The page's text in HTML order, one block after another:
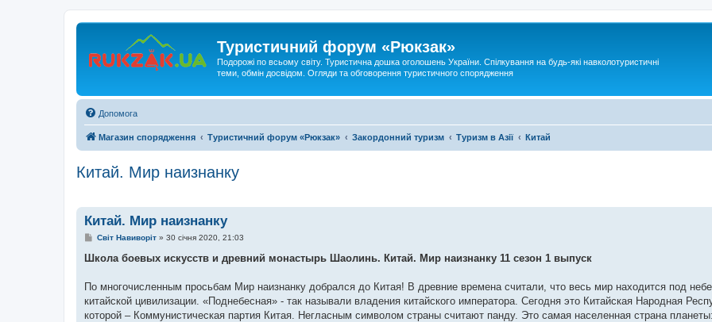
Туристичний форум «Рюкзак»
Подорожі по всьому світу. Туристична дошка оголошень України. Спілкування на будь-які навколотуристичні
теми, обмін досвідом. Огляди та обговорення туристичного спорядження
Допомога
Магазин спорядження Туристичний форум «Рюкзак» Закордонний туризм Туризм в Азії Китай
Китай. Мир наизнанку
Китай. Мир наизнанку
П
в
о
л
е
Світ Навиворіт» 30 січня 2020, 21:03
Школа боевых искусств и древний монастырь Шаолинь. Китай. Мир наизнанку 11 сезон 1 выпуск
По многочисленным просьбам Мир наизнанку добрался до Китая! В древние времена считали, что весь мир находится под
китайской цивилизации. «Поднебесная» - так называли владения китайского императора. Сегодня это Китайская Народная
которой – Коммунистическая партия Китая. Негласным символом страны считают панду. Это самая населенная страна